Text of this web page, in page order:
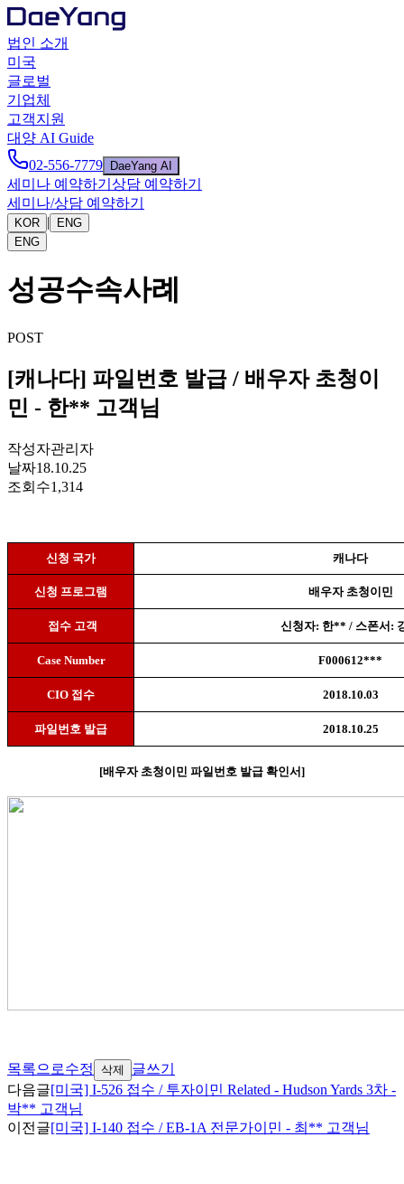
법인 소개
미국
글로벌
기업체
고객지원
대양 AI Guide
02-556-7779
DaeYang AI
세미나 예약하기 상담 예약하기
세미나/상담 예약하기
KOR |
ENG
ENG
성공수속사례
POST
[캐나다] 파일번호 발급 / 배우자 초청이
민 - 한** 고객님
작성자관리자
날짜18.10.25
조회수1,314
신청 국가 캐나다
신청 프로그램 배우자 초청이민
접수 고객 신청자: 한** / 스폰서:
Case Number F000612***
CIO 접수 2018.10.03
파일번호 발급 2018.10.25
[배우자 초청이민 파일번호 발급 확인서]
목록으로수정 삭제
글쓰기
다음글[미국] I-526 접수 / 투자이민 Related - Hudson Yards 3차 -
박** 고객님
이전글[미국] I-140 접수 / EB-1A 전문가이민 - 최** 고객님